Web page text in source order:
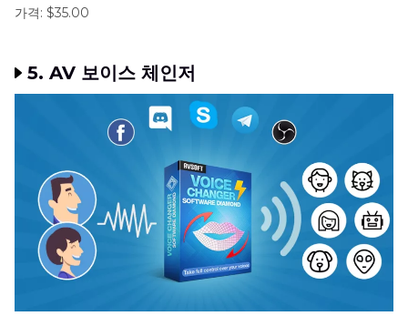
가격: $35.00
5. AV 보이스 체인저